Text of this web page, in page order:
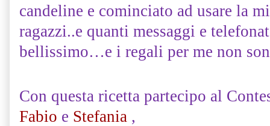
candeline e cominciato ad usare la
ragazzi..e quanti messaggi e
bellissimo…e i regali per me non
Con questa ricetta partecipo al
Fabio e Stefania ,